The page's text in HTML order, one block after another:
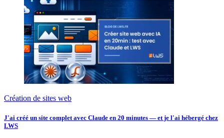
Création de sites web
J'ai créé un site complet avec Claude en 20 minutes — et je l'ai hébergé chez
LWS